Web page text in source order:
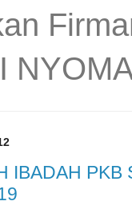
IBADAH PKB